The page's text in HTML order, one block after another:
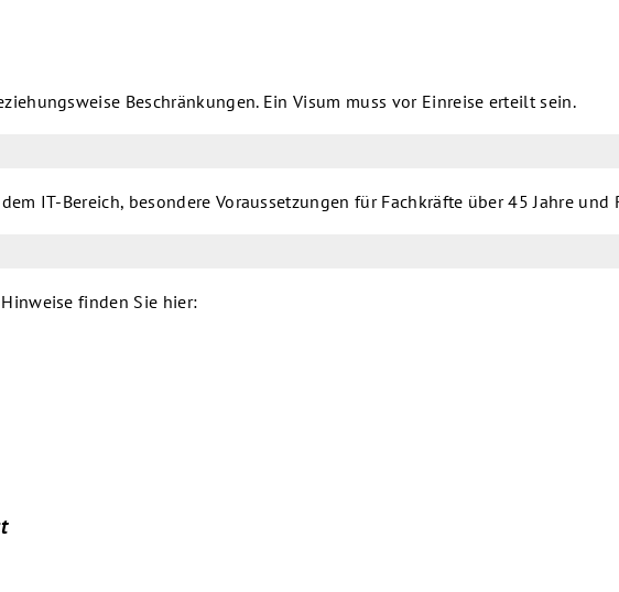
Beschränkungen. Ein Visum muss vor Einreise erteilt sein.
IT-Bereich, besondere Voraussetzungen für Fachkräfte über 45 Jahre
finden Sie hier: